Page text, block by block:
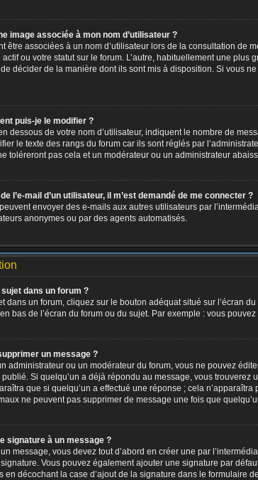
image associée à mon nom d’utilisateur ?
être associées à un nom d’utilisateur lors de la consultation
ou votre statut sur le forum. L’autre, habituellement une
décider de la manière dont ils sont mis à disposition. Si vous
puis-je le modifier ?
dessous de votre nom d’utilisateur, indiquent le nombre de
le texte des rangs du forum car ils sont réglés par
toléreront pas cela et un modérateur ou un administrateur
l’e-mail d’un utilisateur, il m’est demandé de me connecter ?
envoyer des e-mails aux autres utilisateurs par
anonymes ou par des agents automatisés.
dans un forum ?
dans un forum, cliquez sur le bouton adéquat situé sur l’écran
bas de l’écran du forum ou du sujet. Par exemple : vous
un message ?
administrateur ou un modérateur du forum, vous ne pouvez
Si quelqu’un a déjà répondu au message, vous
que si quelqu’un a effectué une réponse ; cela
ne peuvent pas supprimer de message une fois que
signature à un message ?
message, vous devez tout d’abord en créer une par
Vous pouvez également ajouter une signature par
en décochant la case d’ajout de la signature dans le formulaire